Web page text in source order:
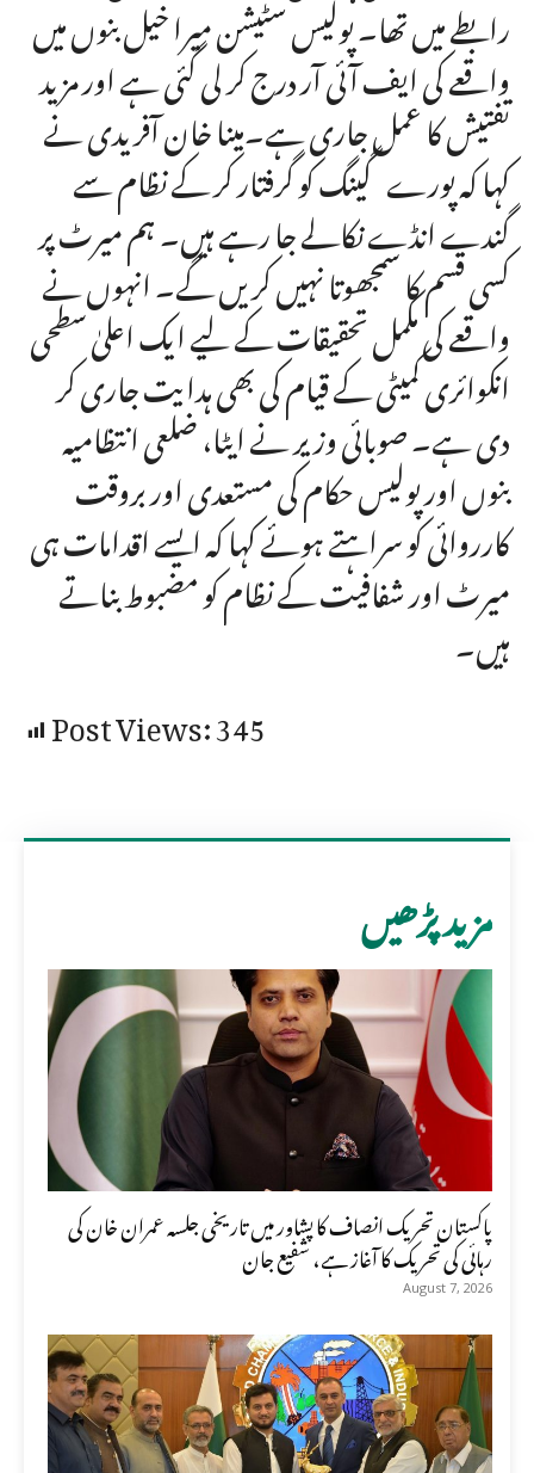
رابطے میں تھا۔ پولیس سٹیشن میرا خیل بنوں میں
واقعے کی ایف آئی آر درج کر لی گئی ہے اور مزید
تفتیش کا عمل جاری ہے۔مینا خان آفریدی نے
کہا کہ پورے گینگ کو گرفتار کر کے نظام سے
گندے انڈے نکالے جا رہے ہیں۔ ہم میرٹ پر
کسی قسم کا سمجھوتا نہیں کریں گے۔ انہوں نے
واقعے کی مکمل تحقیقات کے لیے ایک اعلیٰ سطحی
انکوائری کمیٹی کے قیام کی بھی ہدایت جاری کر
دی ہے۔ صوبائی وزیر نے ایٹا، ضلعی انتظامیہ
بنوں اور پولیس حکام کی مستعدی اور بروقت
کارروائی کو سراہتے ہوئے کہا کہ ایسے اقدامات ہی
میرٹ اور شفافیت کے نظام کو مضبوط بناتے
ہیں۔
Post Views:345
مزید پڑھیں
پاکستان تحریک انصاف کا پشاور میں تاریخی جلسہ عمران خان کی
رہائی کی تحریک کا آغاز ہے، شفیع جان
August 7, 2026